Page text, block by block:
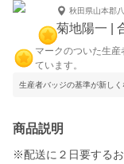
秋田県山本郡
菊地陽一 |
マークのついた生
ています。
生産者バッジの基準が新しく
商品説明
※配送に２日要するお